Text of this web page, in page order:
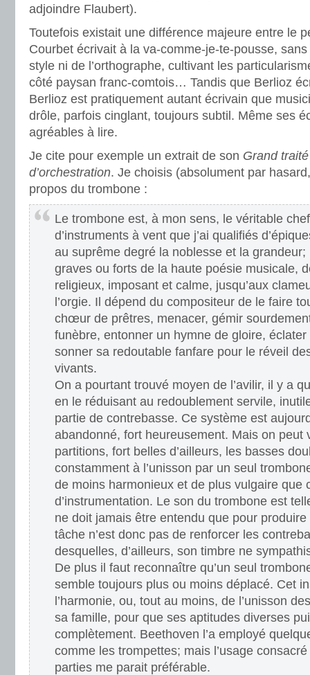
adjoindre Flaubert).
Toutefois existait une différence majeure entre le
Courbet écrivait à la va-comme-je-te-pousse,
style ni de l’orthographe, cultivant les
côté paysan franc-comtois… Tandis que Berlioz
Berlioz est pratiquement autant écrivain que
drôle, parfois cinglant, toujours subtil. Même ses
agréables à lire.
Je cite pour exemple un extrait de son Grand
d’orchestration. Je choisis (absolument par
propos du trombone :
Le trombone est, à mon sens, le véritable
d’instruments à vent que j’ai qualifiés
au suprême degré la noblesse et la
graves ou forts de la haute poésie musicale,
religieux, imposant et calme, jusqu’aux
l’orgie. Il dépend du compositeur de le faire
chœur de prêtres, menacer, gémir
funèbre, entonner un hymne de gloire,
sonner sa redoutable fanfare pour le réveil
vivants.
On a pourtant trouvé moyen de l’avilir, il y a
en le réduisant au redoublement servile,
partie de contrebasse. Ce système est
abandonné, fort heureusement. Mais on peut
partitions, fort belles d’ailleurs, les basses
constamment à l’unisson par un seul
de moins harmonieux et de plus vulgaire que
d’instrumentation. Le son du trombone est
ne doit jamais être entendu que pour
tâche n’est donc pas de renforcer les
desquelles, d’ailleurs, son timbre ne
De plus il faut reconnaître qu’un seul
semble toujours plus ou moins déplacé. Cet
l’harmonie, ou, tout au moins, de l’unisson
sa famille, pour que ses aptitudes diverses
complètement. Beethoven l’a employé
comme les trompettes; mais l’usage
parties me parait préférable.